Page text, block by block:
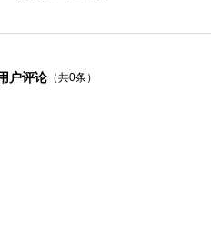
户评论 （共0条）